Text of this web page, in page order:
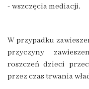
- wszczęcia mediacji.
W przypadku
przyczyny
roszczeń dzieci
przez czas trwania